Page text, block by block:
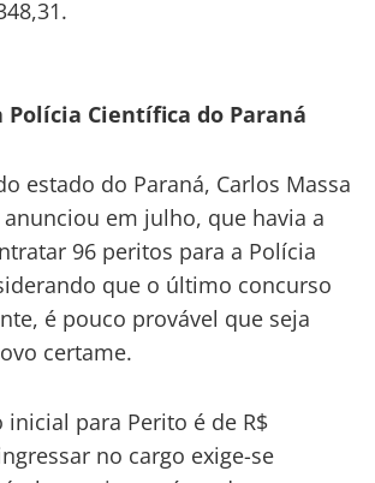
Polícia Científica do Paraná
estado do Paraná, Carlos Massa
anunciou em julho, que havia a
96 peritos para a Polícia
que o último concurso
é pouco provável que seja
certame.
inicial para Perito é de R$
no cargo exige-se